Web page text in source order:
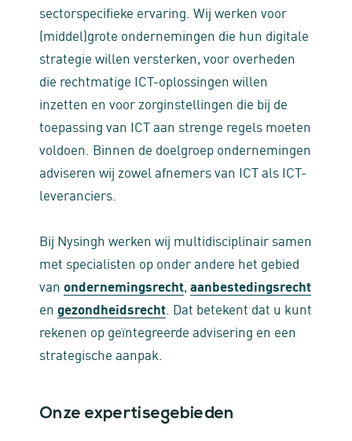
sectorspecifieke ervaring. Wij werken voor
(middel)grote ondernemingen die hun digitale
strategie willen versterken, voor overheden
die rechtmatige ICT-oplossingen willen
inzetten en voor zorginstellingen die bij de
toepassing van ICT aan strenge regels moeten
voldoen. Binnen de doelgroep ondernemingen
adviseren wij zowel afnemers van ICT als ICT-
leveranciers.
Bij Nysingh werken wij multidisciplinair samen
met specialisten op onder andere het gebied
van ondernemingsrecht, aanbestedingsrecht
en gezondheidsrecht . Dat betekent dat u kunt
rekenen op geïntegreerde advisering en een
strategische aanpak.
Onze expertisegebieden